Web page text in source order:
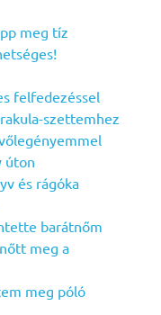
meg tíz
felfedezéssel
szettemhez
úton
és rágóka
barátnőm
meg a
meg póló